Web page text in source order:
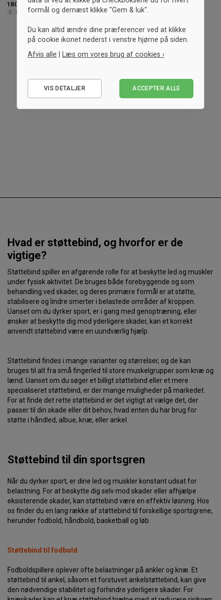
180,- kr. -10% Vejl. 199,- kr.
S XL
180,- kr. -10% Vejl. 199,- kr.
S/M L/XL
INDLÆS FLERE
Hvad er støttebind, og hvorfor er de
vigtige?
Støttebind spiller en afgørende rolle for at beskytte led og muskler
under fysisk aktivitet. De bruges både forebyggende og som
behandling ved skader, og deres primære formål er at støtte,
stabilisere og lindre smerter i belastede områder af kroppen.
Uanset om du dyrker sport, er i gang med genoptræning, eller
ønsker at beskytte dig mod yderligere skader, kan et korrekt
anvendt støttebind være en uundværlig hjælp.
Støttebind findes i mange varianter og størrelser, og de kan
bruges til alt fra små fingerled til store muskelgrupper som knæ og
lænd. Uanset om du søger et billigt støttebind eller et mere
specialiseret støttebind, er der mange muligheder på markedet.
For at finde det rette støttebind er det vigtigt at vælge det, der
passer til din skade eller dit behov, hvad enten du har brug for
støtte i håndled, albue, knæ, eller ankel.
Støttebind til din sportsgren
Når du dyrker sport, er dine led og muskler konstant udsat for
belastning. For at beskytte dig selv mod skader eller afhjælpe
eksisterende skader, kan støttebind være en effektiv løsning. Hos
os finder du en lang række af støttebind til forskellige sportsgrene,
herunder fodbold, håndbold, basketball og løb.
Støttebind til fodbold
Fodboldspillere oplever ofte belastninger på ankler og knæ. Et
støttebind til ankel, såsom et forstuvet ankelstøttebind, kan give
den nødvendige stabilitet og forhindre yderligere skader. For
formål og dernæst klikke "Gem & luk".
Du kan altid ændre dine præferencer ved at klikke
på cookie ikonet nederst i venstre hjørne på siden.
Afvis alle | Læs om vores brug af cookies ›
Statistiske
VIS DETALJER ACCEPTER ALLE